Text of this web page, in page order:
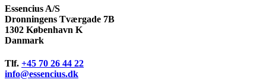
Essencius A/S
Dronningens Tværgade 7B
1302 København K
Danmark
Tlf. +45 70 26 44 22
info@essencius.dk